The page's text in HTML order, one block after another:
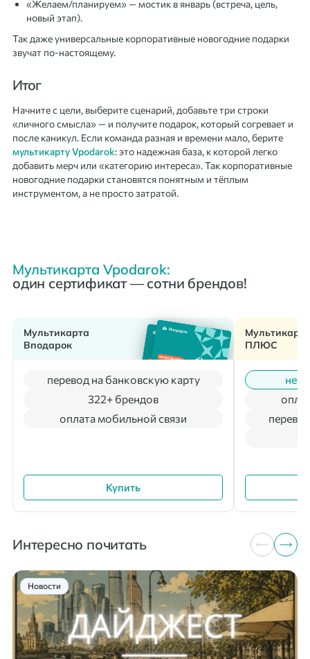
«Желаем/планируем» — мостик в январь (встреча, цель,
новый этап).
Так даже универсальные корпоративные новогодние подарки
звучат по-настоящему.
Итог
Начните с цели, выберите сценарий, добавьте три строки
«личного смысла» — и получите подарок, который согревает и
после каникул. Если команда разная и времени мало, берите
мультикарту Vpodarok: это надежная база, к которой легко
добавить мерч или «категорию интереса». Так корпоративные
новогодние подарки становятся понятным и тёплым
инструментом, а не просто затратой.
Мультикарта Vpodarok:
один сертификат — сотни брендов!
Мультикарта
Вподарок
оплата мобильной связи
перевод на банковскую карту
322+ брендов
Купить
Мультикарта
ПЛЮС
нет
Интересно почитать
Новости